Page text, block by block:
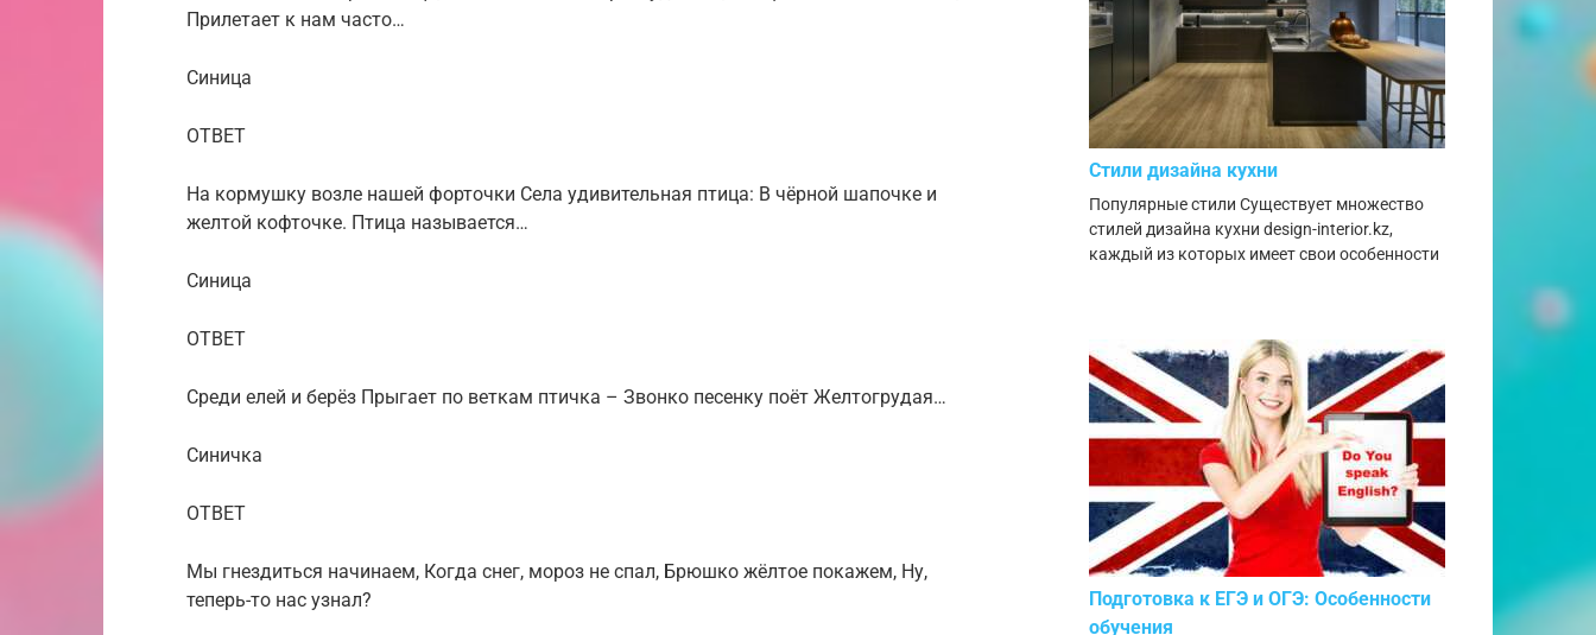
Прилетает к нам часто…
Синица
ОТВЕТ
На кормушку возле нашей форточки Села удивительная птица: В чёрной шапочке и
желтой кофточке. Птица называется…
Синица
ОТВЕТ
Среди елей и берёз Прыгает по веткам птичка – Звонко песенку поёт Желтогрудая…
Синичка
ОТВЕТ
Мы гнездиться начинаем, Когда снег, мороз не спал, Брюшко жёлтое покажем, Ну,
теперь-то нас узнал?
Стили дизайна кухни
Популярные стили Существует множество
стилей дизайна кухни design-interior.kz,
каждый из которых имеет свои особенности
Подготовка к ЕГЭ и ОГЭ: Особенности
обучения